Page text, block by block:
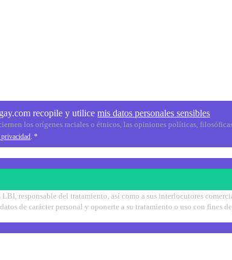
recopile y utilicemis datos personales sensibles
los orígenes raciales o étnicos, las opiniones políticas,
.*
responsable del tratamiento, así como a sus interlocutores
de carácter personal y oponerte a su tratamiento o uso con fines